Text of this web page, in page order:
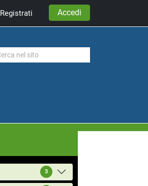
Registrati Accedi
3